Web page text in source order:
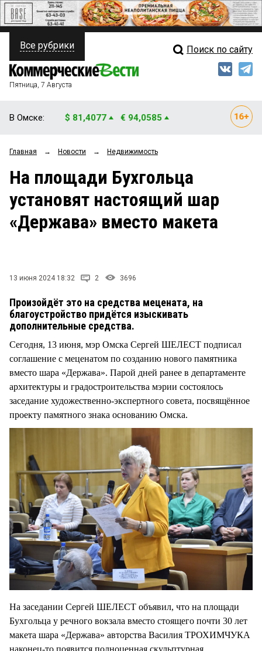
ПОЛИТИКА
ФИНАНСЫ
ОБЩЕСТВО
ЗАКОН
Свежий выпуск
Мнения
Рейтинги
Блоги
Архив
Все рубрики Поиск по сайту
Пятница, 7 Августа
В Омске: $ 81,4077 € 94,0585
Главная → Новости → Недвижимость
На площади Бухгольца
установят настоящий шар
«Держава» вместо макета
13 июня 2024 18:32 2 3696
Произойдёт это на средства мецената, на
благоустройство придётся изыскивать
дополнительные средства.
Сегодня, 13 июня, мэр Омска Сергей ШЕЛЕСТ подписал
соглашение с меценатом по созданию нового памятника
вместо шара «Держава». Парой дней ранее в департаменте
архитектуры и градостроительства мэрии состоялось
заседание художественно-экспертного совета, посвящённое
проекту памятного знака основанию Омска.
На заседании Сергей ШЕЛЕСТ объявил, что на площади
Бухгольца у речного вокзала вместо стоящего почти 30 лет
макета шара «Держава» авторства Василия ТРОХИМЧУКА
наконец-то появится полноценная скульптурная